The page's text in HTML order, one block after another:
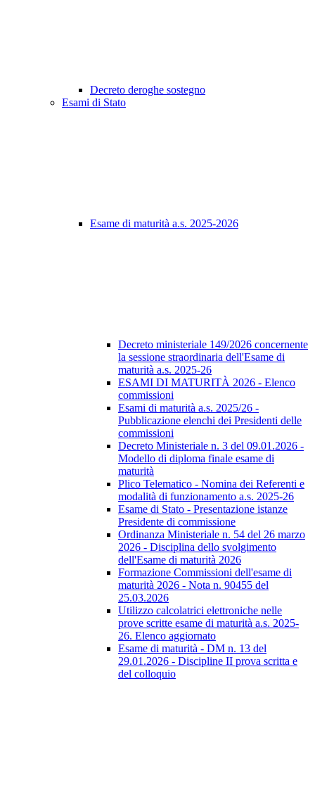
Decreto deroghe sostegno
Esami di Stato
Esame di maturità a.s. 2025-2026
Decreto ministeriale 149/2026 concernente
la sessione straordinaria dell'Esame di
maturità a.s. 2025-26
ESAMI DI MATURITÀ 2026 - Elenco
commissioni
Esami di maturità a.s. 2025/26 -
Pubblicazione elenchi dei Presidenti delle
commissioni
Decreto Ministeriale n. 3 del 09.01.2026 -
Modello di diploma finale esame di
maturità
Plico Telematico - Nomina dei Referenti e
modalità di funzionamento a.s. 2025-26
Esame di Stato - Presentazione istanze
Presidente di commissione
Ordinanza Ministeriale n. 54 del 26 marzo
2026 - Disciplina dello svolgimento
dell'Esame di maturità 2026
Formazione Commissioni dell'esame di
maturità 2026 - Nota n. 90455 del
25.03.2026
Utilizzo calcolatrici elettroniche nelle
prove scritte esame di maturità a.s. 2025-
26. Elenco aggiornato
Esame di maturità - DM n. 13 del
29.01.2026 - Discipline II prova scritta e
del colloquio